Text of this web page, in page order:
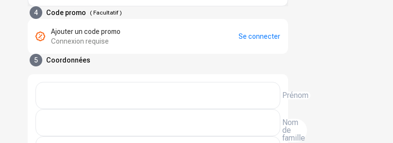
4 Code promo ( Facultatif)
Ajouter un code promo
Connexion requise
Se connecter
5 Coordonnées
Prénom
Nom
de
famille